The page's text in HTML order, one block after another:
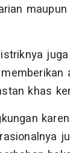
khas